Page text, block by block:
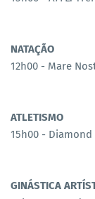
NATAÇÃO
12h00 - Mare
ATLETISMO
15h00 -
GINÁSTICA